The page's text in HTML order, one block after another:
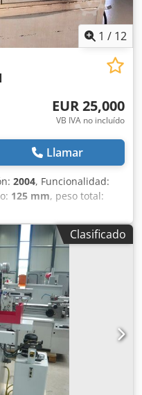
1 / 12
EUR 25,000
VB IVA no incluído
Llamar
2004, Funcionalidad:
125 mm, peso total:
cilíndrica usada
fabricación 2004. Cjdpjy
(máx.): 4700 kg Año de
665100 Incluye
dudas o necesita más
un mensaje o
Clasificado